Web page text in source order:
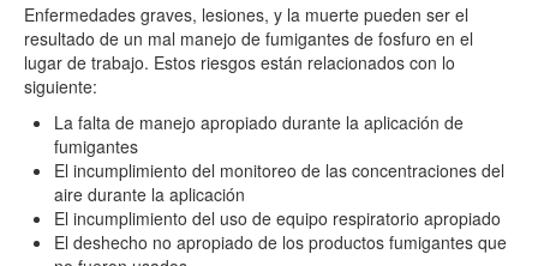
Enfermedades graves, lesiones, y la muerte pueden ser el
resultado de un mal manejo de fumigantes de fosfuro en el
lugar de trabajo. Estos riesgos están relacionados con lo
siguiente:
La falta de manejo apropiado durante la aplicación de
fumigantes
El incumplimiento del monitoreo de las concentraciones del
aire durante la aplicación
El incumplimiento del uso de equipo respiratorio apropiado
El deshecho no apropiado de los productos fumigantes que